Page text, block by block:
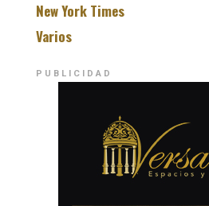
New York Times
Varios
PUBLICIDAD